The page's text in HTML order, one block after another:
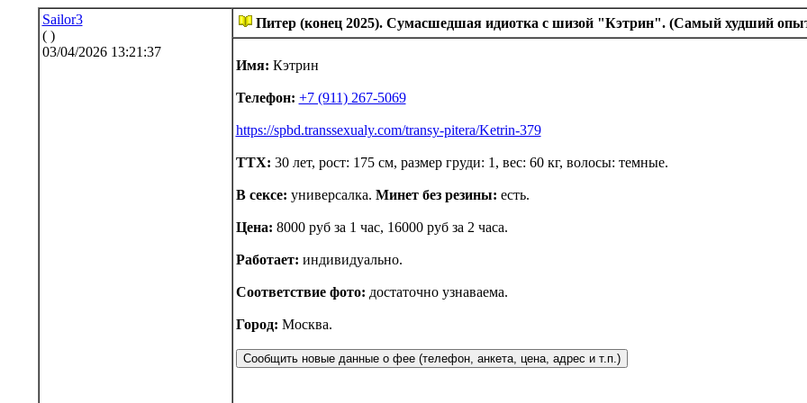
Sailor3
( )
03/04/2026 13:21:37
Питер (конец 2025). Сумасшедшая идиотка с шизой "Кэтрин". (Самый худший
Имя: Кэтрин
Телефон: +7 (911) 267-5069
https://spbd.transsexualy.com/transy-pitera/Ketrin-379
ТТХ: 30 лет, рост: 175 см, размер груди: 1, вес: 60 кг, волосы: темные.
В сексе: универсалка. Минет без резины: есть.
Цена: 8000 руб за 1 час, 16000 руб за 2 часа.
Работает: индивидуально.
Соответствие фото: достаточно узнаваема.
Город: Москва.